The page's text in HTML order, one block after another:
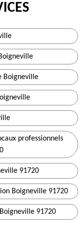
Boigneville
professionnels
91720
Boigneville 91720
91720